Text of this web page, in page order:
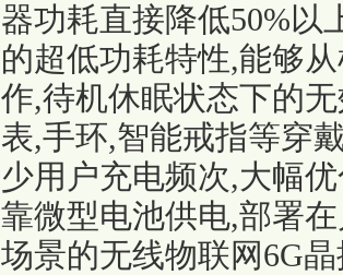
器功耗直接降低50%以
的超低功耗特性,能够
作,待机休眠状态下的
表,手环,智能戒指等穿
少用户充电频次,大幅
靠微型电池供电,部署
场景的无线物联网6G